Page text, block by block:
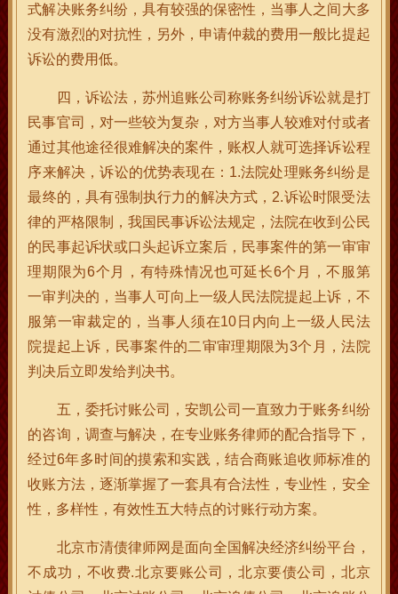
式解决账务纠纷，具有较强的保密性，当事人之间大多
没有激烈的对抗性，另外，申请仲裁的费用一般比提起
诉讼的费用低。
四，诉讼法，苏州追账公司称账务纠纷诉讼就是打
民事官司，对一些较为复杂，对方当事人较难对付或者
通过其他途径很难解决的案件，账权人就可选择诉讼程
序来解决，诉讼的优势表现在：1.法院处理账务纠纷是
最终的，具有强制执行力的解决方式，2.诉讼时限受法
律的严格限制，我国民事诉讼法规定，法院在收到公民
的民事起诉状或口头起诉立案后，民事案件的第一审审
理期限为6个月，有特殊情况也可延长6个月，不服第
一审判决的，当事人可向上一级人民法院提起上诉，不
服第一审裁定的，当事人须在10日内向上一级人民法
院提起上诉，民事案件的二审审理期限为3个月，法院
判决后立即发给判决书。
五，委托讨账公司，安凯公司一直致力于账务纠纷
的咨询，调查与解决，在专业账务律师的配合指导下，
经过6年多时间的摸索和实践，结合商账追收师标准的
收账方法，逐渐掌握了一套具有合法性，专业性，安全
性，多样性，有效性五大特点的讨账行动方案。
北京市清债律师网是面向全国解决经济纠纷平台，
不成功，不收费.北京要账公司，北京要债公司，北京